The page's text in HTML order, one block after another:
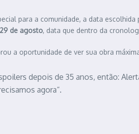
para a comunidade, a data
29 de agosto, data que dentro da
a oportunidade de ver sua obra
depois de 35 anos, então:
agora“.